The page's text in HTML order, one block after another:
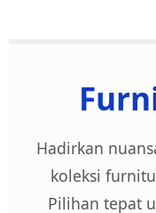
Hadirkan
koleksi
Pilihan tepat